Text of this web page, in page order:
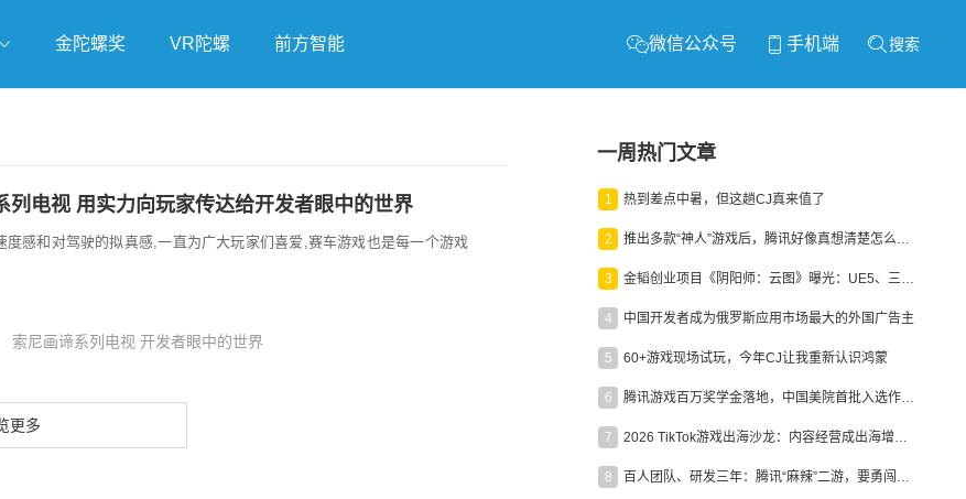
金陀螺奖 VR陀螺 前方智能 微信公众号 手机端 搜索
列电视 用实力向玩家传达给开发者眼中的世界
度感和对驾驶的拟真感,一直为广大玩家们喜爱,赛车游戏也是每一个游戏
索尼画谛系列电视 开发者眼中的世界
更多
一周热门文章
1 热到差点中暑，但这趟CJ真来值了
2 推出多款“神人”游戏后，腾讯好像真想清楚怎么做二次元了
3 金韬创业项目《阴阳师：云图》曝光：UE5、三端互通、ARPG
4 中国开发者成为俄罗斯应用市场最大的外国广告主
5 60+游戏现场试玩，今年CJ让我重新认识鸿蒙
6 腾讯游戏百万奖学金落地，中国美院首批入选作品获业内关注
7 2026 TikTok游戏出海沙龙：内容经营成出海增长新引擎
8 百人团队、研发三年：腾讯“麻辣”二游，要勇闯男性恋爱市场